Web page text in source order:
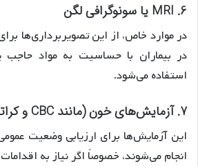
6. MRI یا سونوگرافی لگن
در موارد خاص، از این تصویربرداری‌ها
در بیماران با حساسیت به مواد
استفاده می‌شود.
7. آزمایش‌های خون (مانند CBC و کراتینین)
این آزمایش‌ها برای ارزیابی وضعیت
انجام می‌شوند، خصوصاً اگر نیاز به